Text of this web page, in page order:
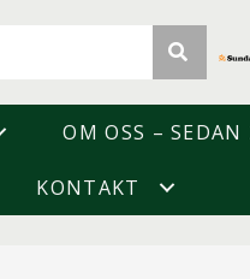
OM OSS –
KONTAKT